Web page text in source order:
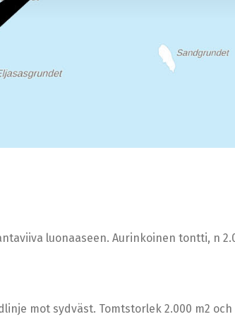
luonaaseen. Aurinkoinen tontti, n
mot sydväst. Tomtstorlek 2.000 m2